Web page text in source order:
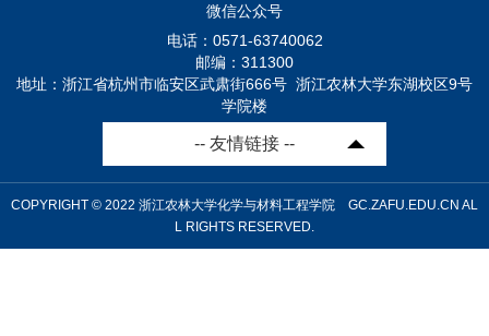
微信公众号
电话：0571-63740062
邮编：311300
地址：浙江省杭州市临安区武肃街666号 浙江农林大学东湖校区9号
学院楼
-- 友情链接 --
COPYRIGHT © 2022 浙江农林大学化学与材料工程学院 GC.ZAFU.EDU.CN AL
L RIGHTS RESERVED.